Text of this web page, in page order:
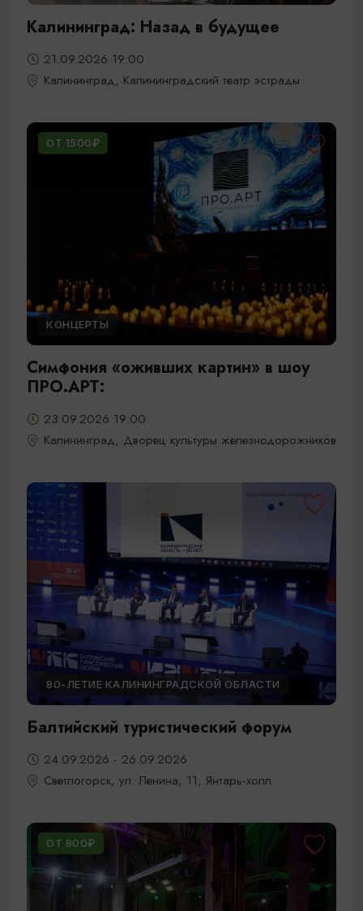
Калининград: Назад в будущее
21.09.2026 19:00
Калининград, Калининградский театр эстрады
ОТ 1500₽
КОНЦЕРТЫ
Симфония «оживших картин» в шоу
ПРО.АРТ:
23.09.2026 19:00
Калининград, Дворец культуры железнодорожников
80-ЛЕТИЕ КАЛИНИНГРАДСКОЙ ОБЛАСТИ
Балтийский туристический форум
24.09.2026 - 26.09.2026
Светлогорск, ул. Ленина, 11, Янтарь-холл
ОТ 800₽